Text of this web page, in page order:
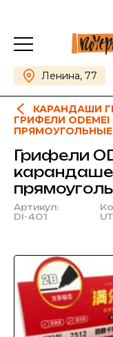
Ленина, 77
КАРАНДАШИ
ГРИФЕЛИ
Грифели
Артикул:
DI-401